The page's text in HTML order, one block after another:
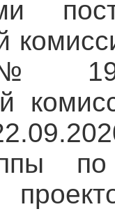
192/